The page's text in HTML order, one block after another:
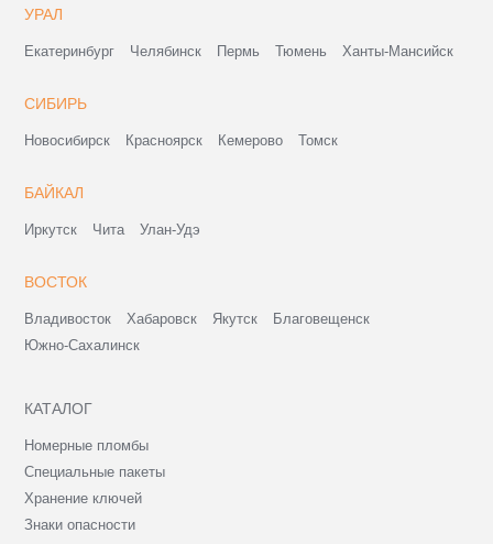
УРАЛ
Екатеринбург Челябинск Пермь Тюмень Ханты-Мансийск
СИБИРЬ
Новосибирск Красноярск Кемерово Томск
БАЙКАЛ
Иркутск Чита Улан-Удэ
ВОСТОК
Владивосток Хабаровск Якутск
Благовещенск
Южно-Сахалинск
КАТАЛОГ
Номерные пломбы
Специальные пакеты
Хранение ключей
Знаки опасности